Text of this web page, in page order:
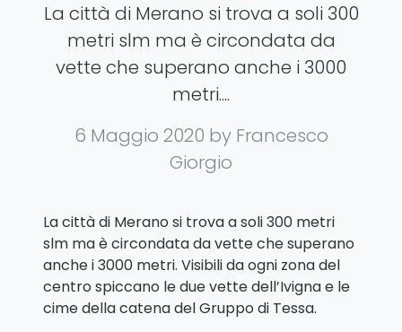
La città di Merano si trova a soli 300
metri slm ma è circondata da
vette che superano anche i 3000
metri....
6 Maggio 2020 by Francesco
Giorgio
La città di Merano si trova a soli 300 metri
slm ma è circondata da vette che superano
anche i 3000 metri. Visibili da ogni zona del
centro spiccano le due vette dell’Ivigna e le
cime della catena del Gruppo di Tessa.